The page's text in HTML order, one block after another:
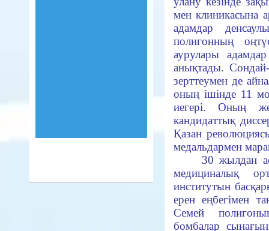
мен клиникасына
адамдар
полигонның
аурулары
анықтады.
зерттеумен де
оның ішінде 11
иегері. Оның
кандидаттық
Қазан
медальдармен
30 жылдан
медициналық
институтын
ерен еңбегімен
Семей
бомбалар